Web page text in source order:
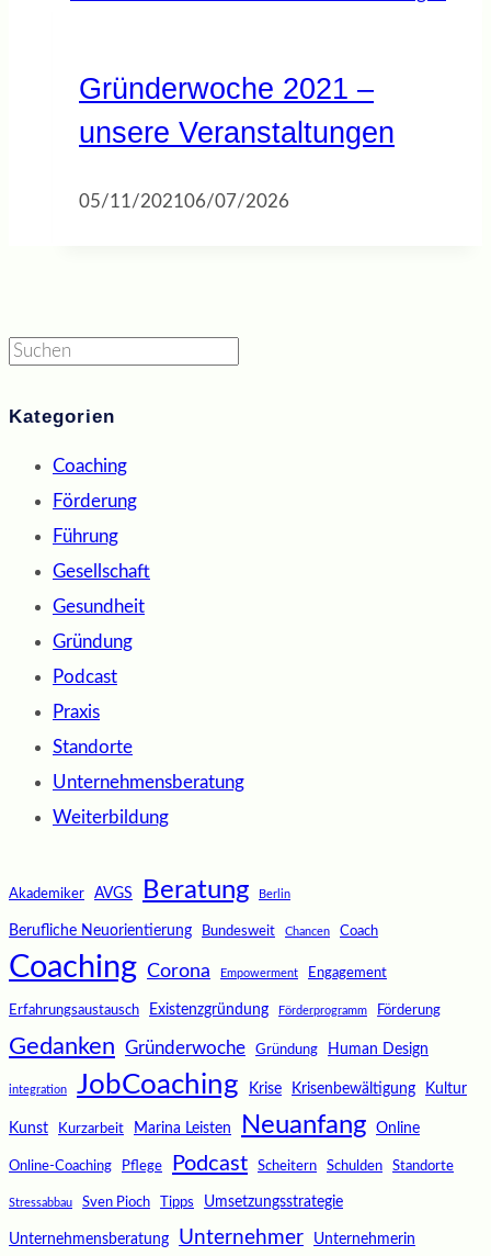
Gründerwoche 2021 –
unsere Veranstaltungen
05/11/202106/07/2026
Suchen
Kategorien
Coaching
Förderung
Führung
Gesellschaft
Gesundheit
Gründung
Podcast
Praxis
Standorte
Unternehmensberatung
Weiterbildung
Akademiker AVGS Beratung Berlin
Berufliche Neuorientierung Bundesweit Chancen Coach
Coaching Corona Empowerment Engagement
Erfahrungsaustausch Existenzgründung Förderprogramm Förderung
Gedanken Gründerwoche Gründung Human Design
integration JobCoaching Krise Krisenbewältigung Kultur
Kunst Kurzarbeit Marina Leisten Neuanfang Online
Online-Coaching Pflege Podcast Scheitern Schulden Standorte
Stressabbau Sven Pioch Tipps Umsetzungsstrategie
Unternehmensberatung Unternehmer Unternehmerin